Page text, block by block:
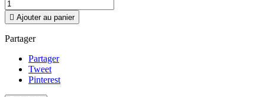
 Ajouter au panier
Partager
Partager
Tweet
Pinterest